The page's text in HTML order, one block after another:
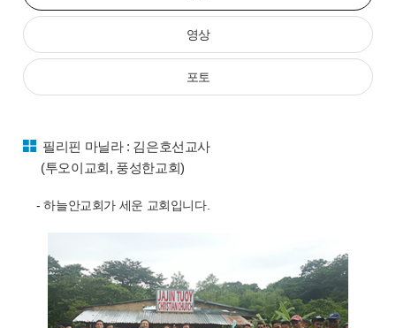
영상
포토
필리핀 마닐라 : 김은호선교사
(투오이교회, 풍성한교회)
- 하늘안교회가 세운 교회입니다.